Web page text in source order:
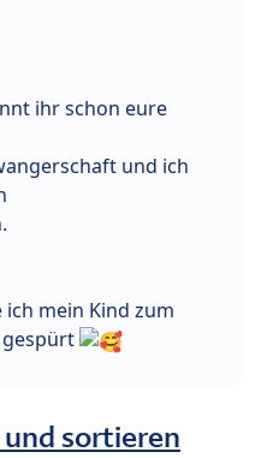
ihr schon eure
und ich
ich mein Kind zum
sortieren